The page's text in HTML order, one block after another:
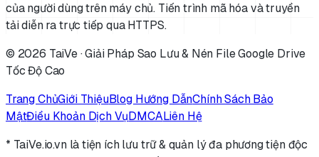
của người dùng trên máy chủ. Tiến trình mã hóa và truyền
tải diễn ra trực tiếp qua HTTPS.
© 2026 TaiVe · Giải Pháp Sao Lưu & Nén File Google Drive
Tốc Độ Cao
Trang ChủGiới ThiệuBlog Hướng DẫnChính Sách Bảo
MậtĐiều Khoản Dịch VụDMCALiên Hệ
* TaiVe.io.vn là tiện ích lưu trữ & quản lý đa phương tiện độc